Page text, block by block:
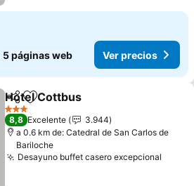
5 páginas web Ver precios
CompartirAñadir a favoritos
Hotel Cottbus
3 Estrellas
8,8 Excelente
3.944
a 0.6 km de: Catedral de San Carlos de
Bariloche
Desayuno buffet casero excepcional